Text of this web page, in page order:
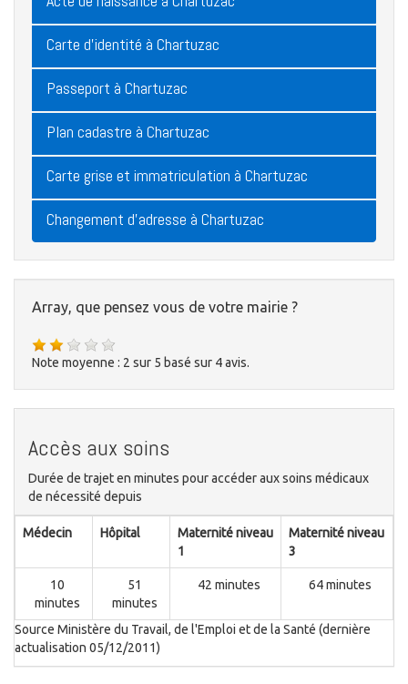
Carte d'identité à Chartuzac
Passeport à Chartuzac
Plan cadastre à Chartuzac
Carte grise et immatriculation à Chartuzac
Changement d'adresse à Chartuzac
Array, que pensez vous de votre mairie ?
Note moyenne : 2 sur 5 basé sur 4avis.
Accès aux soins
Durée de trajet en minutes pour accéder aux soins médicaux
de nécessité depuis
Médecin Hôpital
Maternité niveau
1
Maternité niveau
3
10
minutes
51
minutes
42 minutes 64 minutes
Source Ministère du Travail, de l'Emploi et de la Santé (dernière
actualisation 05/12/2011)